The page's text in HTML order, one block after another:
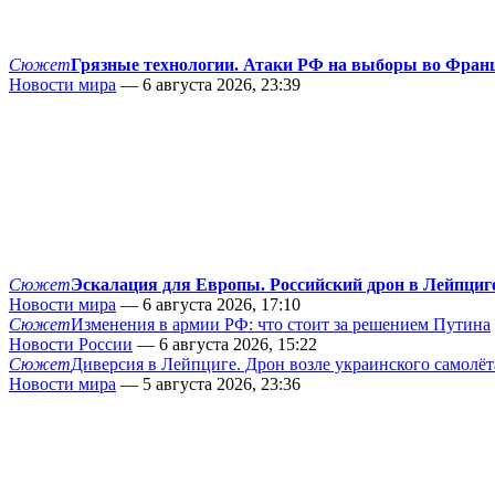
СюжетГрязные технологии. Атаки РФ на выборы во
Новости мира — 6 августа 2026, 23:39
СюжетЭскалация для Европы. Российский дрон в
Новости мира — 6 августа 2026, 17:10
СюжетИзменения в армии РФ: что стоит за решением Путина
Новости России — 6 августа 2026, 15:22
СюжетДиверсия в Лейпциге. Дрон возле украинского
Новости мира — 5 августа 2026, 23:36